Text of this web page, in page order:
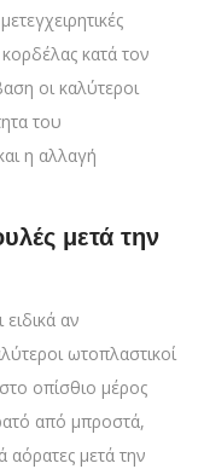
κατά τον
οι καλύτεροι
του
η αλλαγή
μετά την
αν
ωτοπλαστικοί
οπίσθιο μέρος
από μπροστά,
αόρατες μετά την